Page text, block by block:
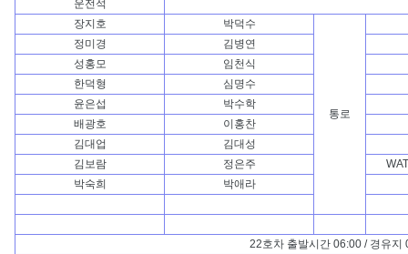
운전석
장지호
박덕수
통로
정미경
김병연
성홍모
임천식
한덕형
심명수
윤은섭
박수학
배광호
이홍찬
김대업
김대성
김보람
정은주
박숙희
박애라
22호차 출발시간 06:00 / 경유지